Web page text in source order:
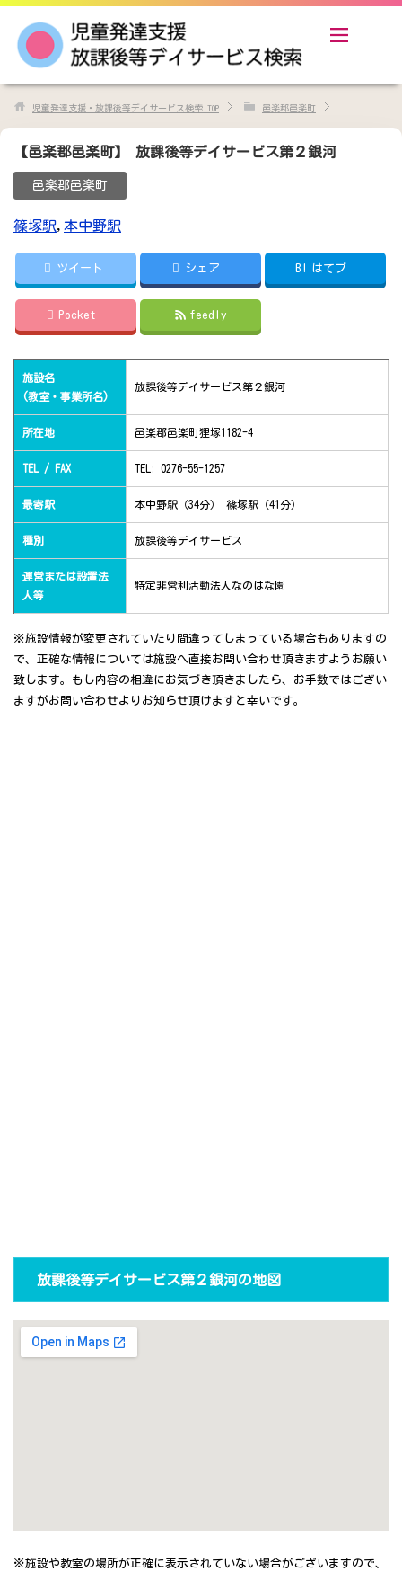
児童発達支援・放課後等デイサービス検索 TOP 邑楽郡邑楽町
【邑楽郡邑楽町】 放課後等デイサービス第２銀河
邑楽郡邑楽町
篠塚駅, 本中野駅
ツイート シェア B! はてブ
Pocket feedly
施設名
(教室・事業所名)
放課後等デイサービス第２銀河
所在地 邑楽郡邑楽町狸塚1182-4
TEL / FAX TEL: 0276-55-1257
最寄駅 本中野駅（34分） 篠塚駅（41分）
種別 放課後等デイサービス
運営または設置法
人等
特定非営利活動法人なのはな園
※施設情報が変更されていたり間違ってしまっている場合もありますの
で、正確な情報については施設へ直接お問い合わせ頂きますようお願い
致します。もし内容の相違にお気づき頂きましたら、お手数ではござい
ますがお問い合わせよりお知らせ頂けますと幸いです。
放課後等デイサービス第２銀河の地図
※施設や教室の場所が正確に表示されていない場合がございますので、